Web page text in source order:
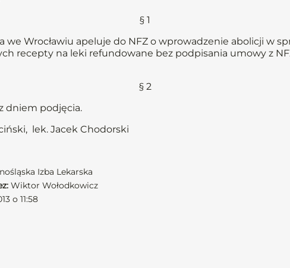
§ 1
we Wrocławiu apeluje do NFZ o wprowadzenie abolicji w
recepty na leki refundowane bez podpisania umowy z
§ 2
dniem podjęcia.
lek. Jacek Chodorski
Izba Lekarska
Wiktor Wołodkowicz
o 11:58